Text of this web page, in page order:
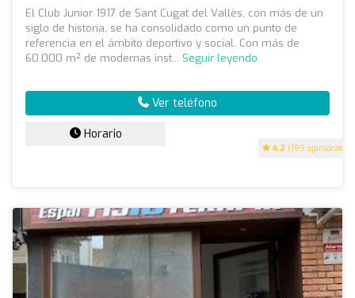
4.2 (199 opiniones)
El Club Junior 1917 de Sant Cugat del Vallès, con más de un
siglo de historia, se ha consolidado como un punto de
referencia en el ámbito deportivo y social. Con más de
60.000 m² de modernas inst... Seguir leyendo
Ver teléfono
Horario